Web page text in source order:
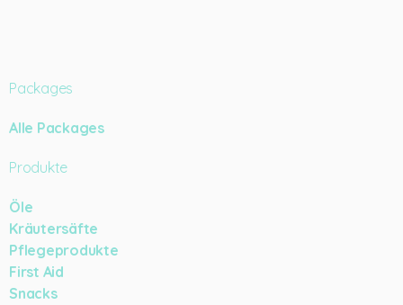
Packages
Alle Packages
Produkte
Öle
Kräutersäfte
Pflegeprodukte
First Aid
Snacks